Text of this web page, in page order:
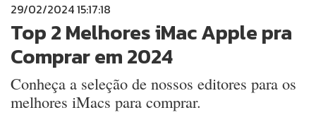
29/02/2024 15:17:18
Top 2 Melhores iMac Apple pra
Comprar em 2024
Conheça a seleção de nossos editores para os
melhores iMacs para comprar.